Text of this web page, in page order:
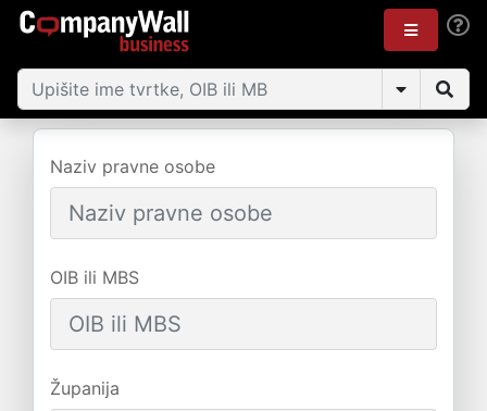
Naziv pravne osobe
OIB ili MBS
Županija